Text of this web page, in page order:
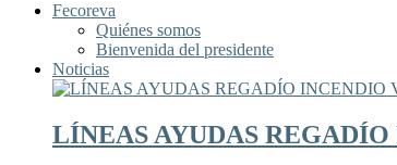
Fecoreva
Quiénes somos
Bienvenida del presidente
Noticias
LÍNEAS AYUDAS